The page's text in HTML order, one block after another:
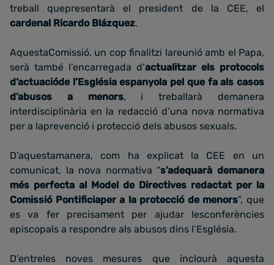
treball quepresentarà el president de la CEE, el
cardenal Ricardo Blázquez.
AquestaComissió, un cop finalitzi lareunió amb el Papa,
serà també l’encarregada d’actualitzar els protocols
d’actuacióde l’Església espanyola pel que fa als casos
d’abusos a menors, i treballarà demanera
interdisciplinària en la redacció d’una nova normativa
per a laprevenció i protecció dels abusos sexuals.
D’aquestamanera, com ha explicat la CEE en un
comunicat, la nova normativa “s’adequarà demanera
més perfecta al Model de Directives redactat per la
Comissió Pontificiaper a la protecció de menors”, que
es va fer precisament per ajudar lesconferències
episcopals a respondre als abusos dins l’Església.
D’entreles noves mesures que inclourà aquesta